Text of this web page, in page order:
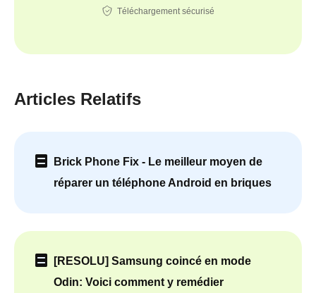
Téléchargement sécurisé
Articles Relatifs
Brick Phone Fix - Le meilleur moyen de
réparer un téléphone Android en briques
[RESOLU] Samsung coincé en mode
Odin: Voici comment y remédier